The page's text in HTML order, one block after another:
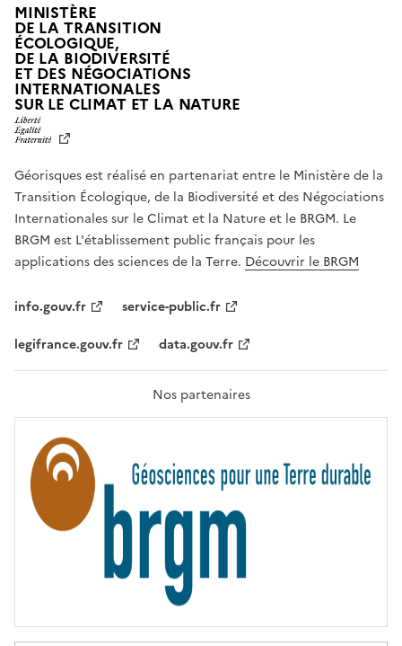
MINISTÈRE
DE LA TRANSITION
ÉCOLOGIQUE,
DE LA BIODIVERSITÉ
ET DES NÉGOCIATIONS
INTERNATIONALES
SUR LE CLIMAT ET LA NATUREL
T
É
,
É
G
A
L
F
A
T
R
T
É
Géorisques est réalisé en partenariat entre le Ministère de la
Transition Écologique, de la Biodiversité et des Négociations
Internationales sur le Climat et la Nature et le BRGM. Le
BRGM est L'établissement public français pour les
applications des sciences de la Terre. Découvrir le BRGM
info.gouv.fr
service-public.fr
legifrance.gouv.fr
data.gouv.fr
Nos partenaires